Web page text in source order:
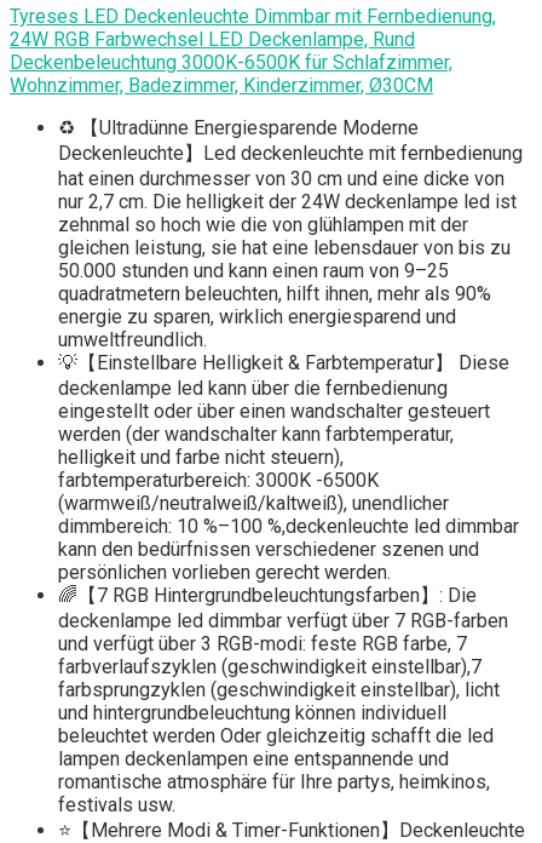
Tyreses LED Deckenleuchte Dimmbar mit Fernbedienung,
24W RGB Farbwechsel LED Deckenlampe, Rund
Deckenbeleuchtung 3000K-6500K für Schlafzimmer,
Wohnzimmer, Badezimmer, Kinderzimmer, Ø30CM
♻️ 【Ultradünne Energiesparende Moderne
Deckenleuchte】Led deckenleuchte mit fernbedienung
hat einen durchmesser von 30 cm und eine dicke von
nur 2,7 cm. Die helligkeit der 24W deckenlampe led ist
zehnmal so hoch wie die von glühlampen mit der
gleichen leistung, sie hat eine lebensdauer von bis zu
50.000 stunden und kann einen raum von 9–25
quadratmetern beleuchten, hilft ihnen, mehr als 90%
energie zu sparen, wirklich energiesparend und
umweltfreundlich.
💡【Einstellbare Helligkeit & Farbtemperatur】 Diese
deckenlampe led kann über die fernbedienung
eingestellt oder über einen wandschalter gesteuert
werden (der wandschalter kann farbtemperatur,
helligkeit und farbe nicht steuern),
farbtemperaturbereich: 3000K -6500K
(warmweiß/neutralweiß/kaltweiß), unendlicher
dimmbereich: 10 %–100 %,deckenleuchte led dimmbar
kann den bedürfnissen verschiedener szenen und
persönlichen vorlieben gerecht werden.
🌈【7 RGB Hintergrundbeleuchtungsfarben】: Die
deckenlampe led dimmbar verfügt über 7 RGB-farben
und verfügt über 3 RGB-modi: feste RGB farbe, 7
farbverlaufszyklen (geschwindigkeit einstellbar),7
farbsprungzyklen (geschwindigkeit einstellbar), licht
und hintergrundbeleuchtung können individuell
beleuchtet werden Oder gleichzeitig schafft die led
lampen deckenlampen eine entspannende und
romantische atmosphäre für Ihre partys, heimkinos,
festivals usw.
⭐【Mehrere Modi & Timer-Funktionen】Deckenleuchte